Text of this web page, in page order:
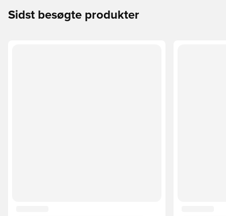
Sidst besøgte produkter